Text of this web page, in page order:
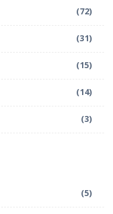
(72)
(31)
(15)
(14)
(3)
(5)